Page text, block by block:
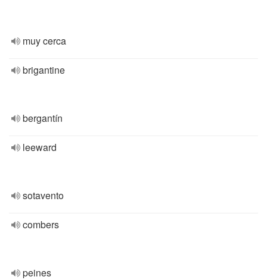
muy cerca
brigantine
bergantín
leeward
sotavento
combers
peines